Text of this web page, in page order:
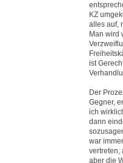
KZ
alles auf,
Man wird
ist
Der
Gegner,
ich
dann
war
vertreten,
aber die